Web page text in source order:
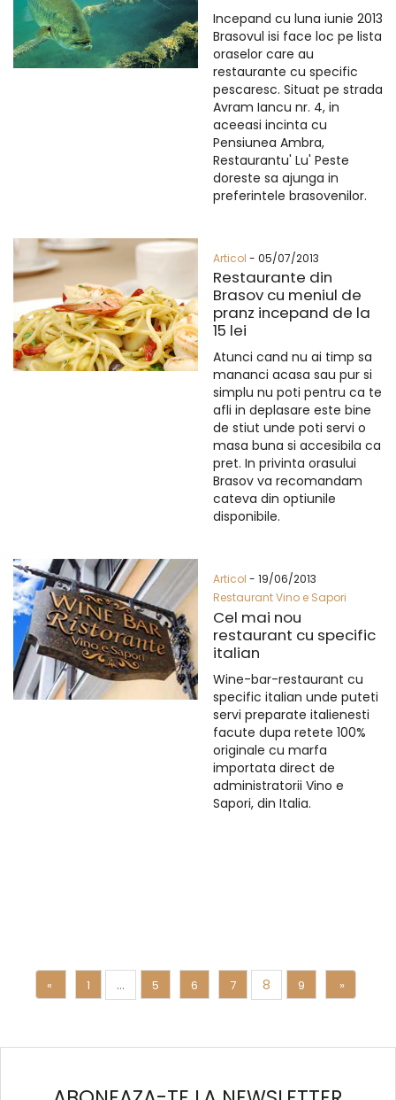
Incepand cu luna iunie 2013
Brasovul isi face loc pe lista
oraselor care au
restaurante cu specific
pescaresc. Situat pe strada
Avram Iancu nr. 4, in
aceeasi incinta cu
Pensiunea Ambra,
Restaurantu' Lu' Peste
doreste sa ajunga in
preferintele brasovenilor.
Articol - 05/07/2013
Restaurante din
Brasov cu meniul de
pranz incepand de la
15 lei
Atunci cand nu ai timp sa
mananci acasa sau pur si
simplu nu poti pentru ca te
afli in deplasare este bine
de stiut unde poti servi o
masa buna si accesibila ca
pret. In privinta orasului
Brasov va recomandam
cateva din optiunile
disponibile.
Articol - 19/06/2013
Restaurant Vino e Sapori
Cel mai nou
restaurant cu specific
italian
Wine-bar-restaurant cu
specific italian unde puteti
servi preparate italienesti
facute dupa retete 100%
originale cu marfa
importata direct de
administratorii Vino e
Sapori, din Italia.
« 1 … 5 6 7 8 9 »